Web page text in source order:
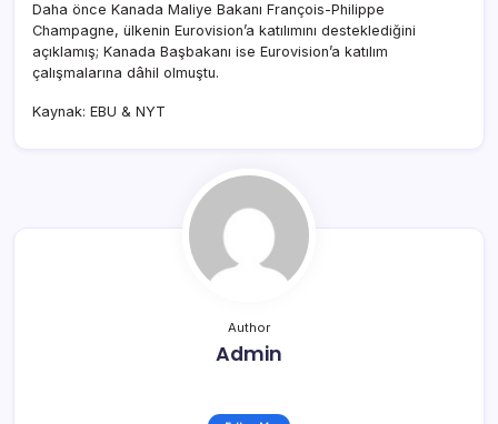
Daha önce Kanada Maliye Bakanı François-Philippe
Champagne, ülkenin Eurovision’a katılımını desteklediğini
açıklamış; Kanada Başbakanı ise Eurovision’a katılım
çalışmalarına dâhil olmuştu.
Kaynak: EBU & NYT
Author
Admin